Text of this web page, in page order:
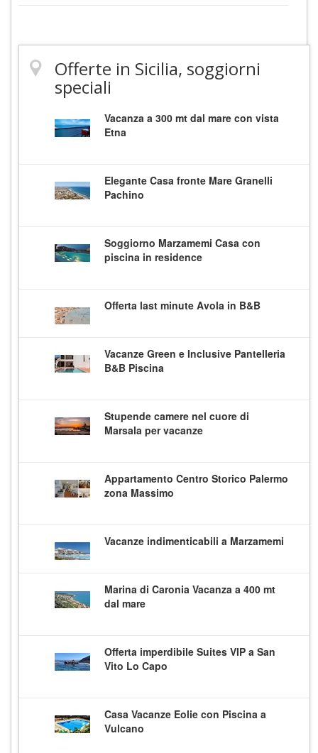
Offerte in Sicilia, soggiorni
speciali
Vacanza a 300 mt dal mare con vista
Etna
Elegante Casa fronte Mare Granelli
Pachino
Soggiorno Marzamemi Casa con
piscina in residence
Offerta last minute Avola in B&B
Vacanze Green e Inclusive Pantelleria
B&B Piscina
Stupende camere nel cuore di
Marsala per vacanze
Appartamento Centro Storico Palermo
zona Massimo
Vacanze indimenticabili a Marzamemi
Marina di Caronia Vacanza a 400 mt
dal mare
Offerta imperdibile Suites VIP a San
Vito Lo Capo
Casa Vacanze Eolie con Piscina a
Vulcano